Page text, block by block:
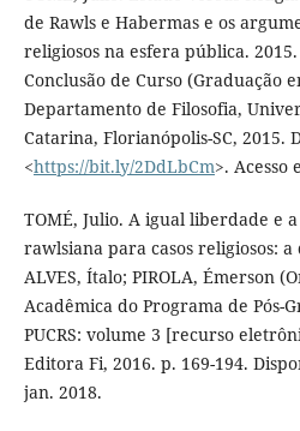
de Rawls e Habermas e os
religiosos na esfera pública.
Conclusão de Curso (Graduação
Departamento de Filosofia,
Catarina, Florianópolis-SC, 2015.
<https://bit.ly/2DdLbCm>. Acesso
TOMÉ, Julio. A igual liberdade e
rawlsiana para casos religiosos:
ALVES, Ítalo; PIROLA, Émerson
Acadêmica do Programa de Pós-
PUCRS: volume 3 [recurso
Editora Fi, 2016. p. 169-194.
jan. 2018.